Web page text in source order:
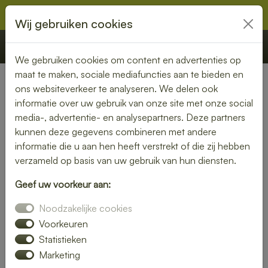
€ 0,00 Offerte Bestellen
Nederland» Meeden
Lunch laten bezorgen in
Meeden – gemak en kwaliteit
aan je deur
de keuken in? Laat je lunch bezorgen in Meeden en geniet
van een smaakvolle maaltijd zonder moeite. Of je nu kiest
voor een vers belegd broodje, een gezonde salade of een
warme maaltijd – wij brengen jouw lunch vers en op tijd bij
Wij gebruiken cookies
We gebruiken cookies om content en advertenties op
maat te maken, sociale mediafuncties aan te bieden en
ons websiteverkeer te analyseren. We delen ook
informatie over uw gebruik van onze site met onze social
media-, advertentie- en analysepartners. Deze partners
kunnen deze gegevens combineren met andere
informatie die u aan hen heeft verstrekt of die zij hebben
verzameld op basis van uw gebruik van hun diensten.
Geef uw voorkeur aan:
Noodzakelijke cookies
Voorkeuren
Statistieken
Marketing